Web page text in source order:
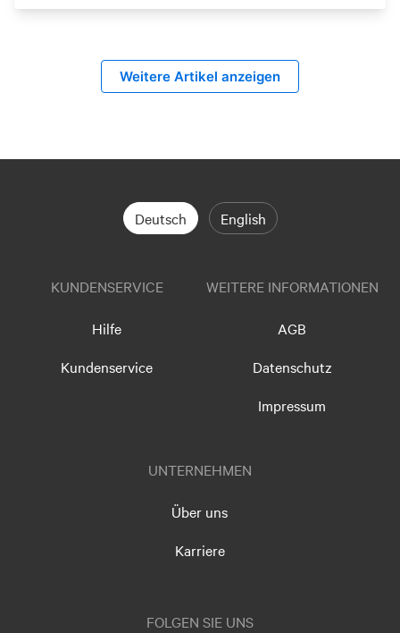
Weitere Artikel anzeigen
Deutsch English
KUNDENSERVICE
Hilfe
Kundenservice
WEITERE INFORMATIONEN
AGB
Datenschutz
Impressum
UNTERNEHMEN
Über uns
Karriere
FOLGEN SIE UNS